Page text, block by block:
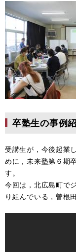
卒塾生の事例
受講生が，今後起業
めに，未来塾第６期
す。
今回は，北広島町で
り組んでいる，曽根